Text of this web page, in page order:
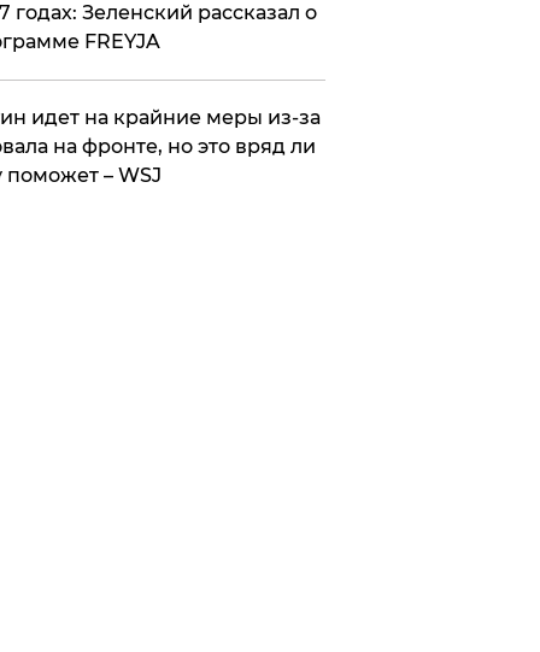
годах: Зеленский рассказал о
FREYJA
идет на крайние меры из-за
на фронте, но это вряд ли
поможет – WSJ